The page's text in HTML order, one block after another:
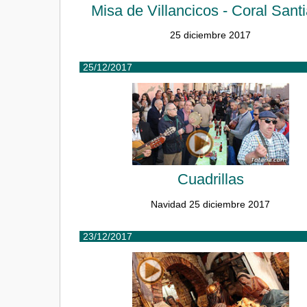
Misa de Villancicos - Coral
25 diciembre 2017
25/12/2017
Cuadrillas
Navidad 25 diciembre 2017
23/12/2017